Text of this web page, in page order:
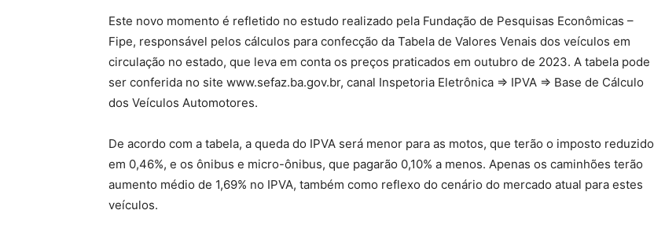
Este novo momento é refletido no estudo realizado pela Fundação de Pesquisas Econômicas –
Fipe, responsável pelos cálculos para confecção da Tabela de Valores Venais dos veículos em
circulação no estado, que leva em conta os preços praticados em outubro de 2023. A tabela pode
ser conferida no site www.sefaz.ba.gov.br, canal Inspetoria Eletrônica => IPVA => Base de Cálculo
dos Veículos Automotores.
De acordo com a tabela, a queda do IPVA será menor para as motos, que terão o imposto reduzido
em 0,46%, e os ônibus e micro-ônibus, que pagarão 0,10% a menos. Apenas os caminhões terão
aumento médio de 1,69% no IPVA, também como reflexo do cenário do mercado atual para estes
veículos.